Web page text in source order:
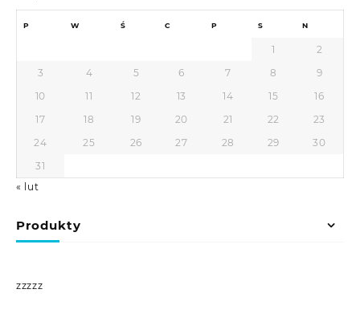
P W Ś C P S N
1
2
3
4 5 6 7 8
9
10
11 12 13 14 15
16
17
18 19 20 21 22
23
24
25 26 27 28 29
30
31
« lut
Produkty
zzzzz